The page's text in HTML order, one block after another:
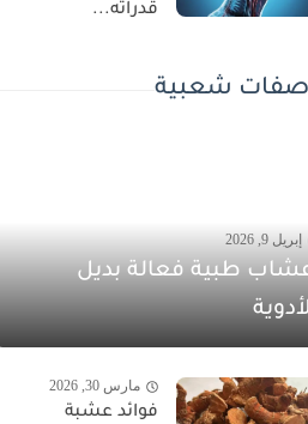
قدراته...
شعبية
إبريل 9, 2026
طبية فعالة بديل
مارس 30, 2026
فوائد عشبة